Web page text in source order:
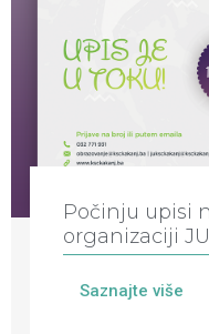
Počinju upisi
organizaciji
Saznajte više